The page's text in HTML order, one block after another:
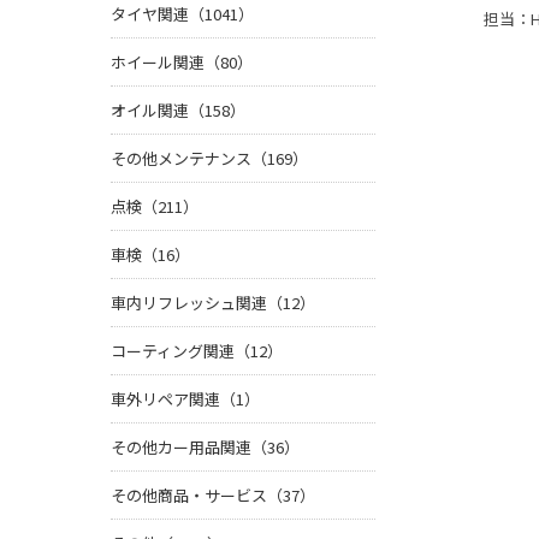
担当：
タイヤ関連（1041）
ホイール関連（80）
オイル関連（158）
その他メンテナンス（169）
点検（211）
車検（16）
車内リフレッシュ関連（12）
コーティング関連（12）
車外リペア関連（1）
その他カー用品関連（36）
その他商品・サービス（37）